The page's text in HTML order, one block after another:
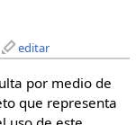
editar
por medio de
que representa